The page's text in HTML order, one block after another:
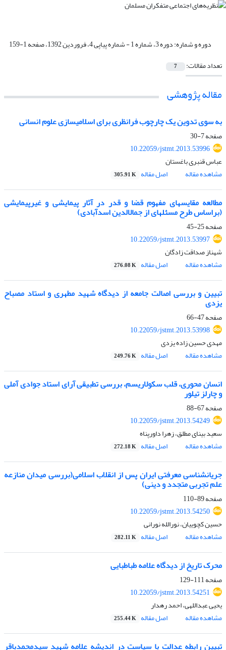
دوره و شماره:دوره 3، شماره 1 - شماره پیاپی 4، فروردین 1392، صفحه 1-159
تعداد مقالات:
7
مقاله پژوهشی
به سوی تدوین یک چارچوب فرانظری برای اسلامی‏سازی علوم انسانی
صفحه7-30
10.22059/jstmt.2013.53996
عباس قنبری باغستان
مشاهده مقاله
اصل مقاله 305.91 K
مطالعه مقایسه‏ای مفهوم قضا و قدر در آثار پیمایشی و غیرپیمایشی
(براساس طرح مسئله‏ای از جمال‏الدین اسدآبادی)
صفحه25-45
10.22059/jstmt.2013.53997
شهناز صداقت زادگان
مشاهده مقاله
اصل مقاله 276.08 K
تبیین و بررسی اصالت جامعه از دیدگاه شهید مطهری و استاد مصباح
یزدی
صفحه47-66
10.22059/jstmt.2013.53998
مهدی حسین زاده یزدی
مشاهده مقاله
اصل مقاله 249.76 K
انسان محوری، قلب سکولاریسم، بررسی تطبیقی آرای استاد جوادی آملی
و چارلز تیلور
صفحه67-88
10.22059/jstmt.2013.54249
سعید بینای مطلق، زهرا داورپناه
مشاهده مقاله
اصل مقاله 272.18 K
جریان‏شناسی معرفتی ایران پس از انقلاب اسلامی(بررسی میدان منازعه
علم تجربی متجدد و دینی)
صفحه89-110
10.22059/jstmt.2013.54250
حسین کچوییان، نورالله نورانی
مشاهده مقاله
اصل مقاله 282.11 K
محرک تاریخ از دیدگاه علامه طباطبایی
صفحه111-129
10.22059/jstmt.2013.54251
یحیی عبداللهی، احمد رهدار
مشاهده مقاله
اصل مقاله 255.44 K
تبیین رابطه عدالت با سیاست در اندیشه علامه شهید سیدمحمدباقر